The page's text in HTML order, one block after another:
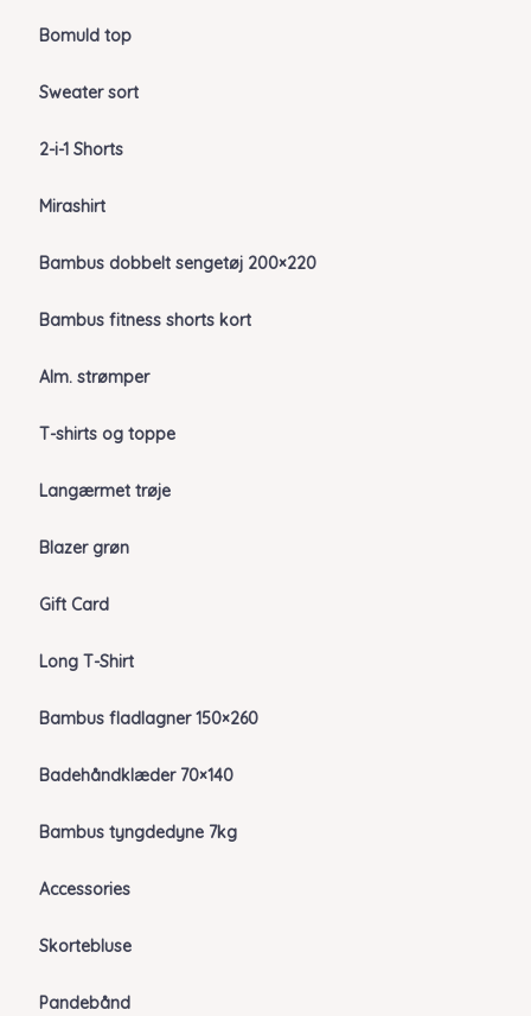
Bomuld top
Sweater sort
2-i-1 Shorts
Mirashirt
Bambus dobbelt sengetøj 200×220
Bambus fitness shorts kort
Alm. strømper
T-shirts og toppe
Langærmet trøje
Blazer grøn
Gift Card
Long T-Shirt
Bambus fladlagner 150×260
Badehåndklæder 70×140
Bambus tyngdedyne 7kg
Accessories
Skortebluse
Pandebånd